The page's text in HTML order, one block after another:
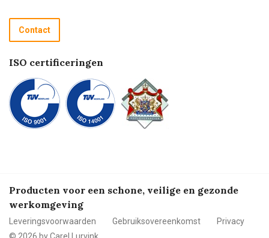
Recycle programma
Betalen
Contact
ISO certificeringen
Producten voor een schone, veilige en gezonde
werkomgeving
Leveringsvoorwaarden Gebruiksovereenkomst
Privacy
© 2026 by Carel Lurvink